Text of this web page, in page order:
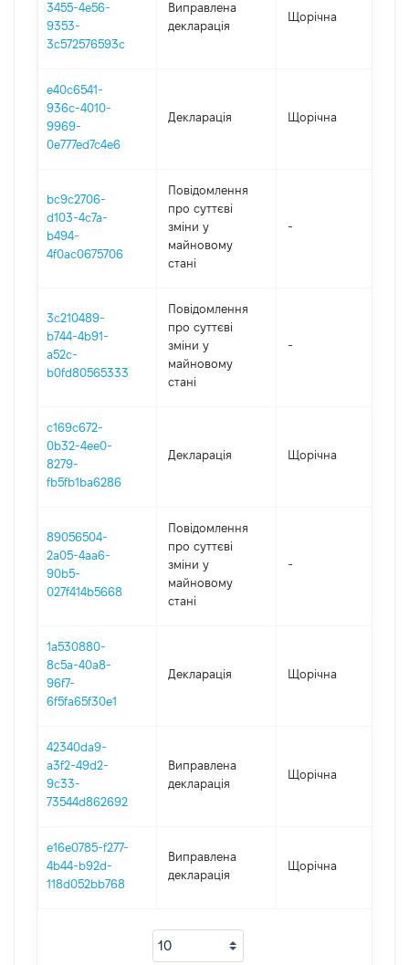
3455-4e56-
9353-
3c572576593c
Виправлена
декларація
Щорічна
e40c6541-
936c-4010-
9969-
0e777ed7c4e6
Декларація Щорічна
bc9c2706-
d103-4c7a-
b494-
4f0ac0675706
Повідомлення
про суттєві
зміни y
майновому
стані
-
3c210489-
b744-4b91-
a52c-
b0fd80565333
Повідомлення
про суттєві
зміни y
майновому
стані
-
c169c672-
0b32-4ee0-
8279-
fb5fb1ba6286
Декларація Щорічна
89056504-
2a05-4aa6-
90b5-
027f414b5668
Повідомлення
про суттєві
зміни y
майновому
стані
-
1a530880-
8c5a-40a8-
96f7-
6f5fa65f30e1
Декларація Щорічна
42340da9-
a3f2-49d2-
9c33-
73544d862692
Виправлена
декларація
Щорічна
e16e0785-f277-
4b44-b92d-
118d052bb768
Виправлена
декларація
Щорічна